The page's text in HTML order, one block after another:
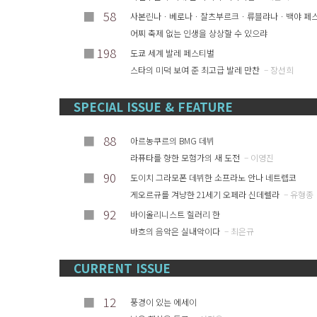
■ 58
사본린나ㆍ베로나ㆍ찰츠부르크ㆍ류블랴나ㆍ백야 페
어찌 축제 없는 인생을 상상할 수 있으랴
■ 198
도쿄 세계 발레 페스티벌
스타의 미덕 보여 준 최고급 발레 만찬 – 장선희
SPECIAL ISSUE & FEATURE
■ 88
아르농쿠르의 BMG 데뷔
라퓨타를 향한 모험가의 새 도전 – 이영진
■ 90
도이치 그라모폰 데뷔한 소프라노 안나 네트렙코
게오르규를 겨냥한 21세기 오페라 신데렐라 – 유형종
■ 92
바이올리니스트 힐러리 한
바흐의 음악은 실내악이다 – 최은규
CURRENT ISSUE
■ 12
풍경이 있는 에세이